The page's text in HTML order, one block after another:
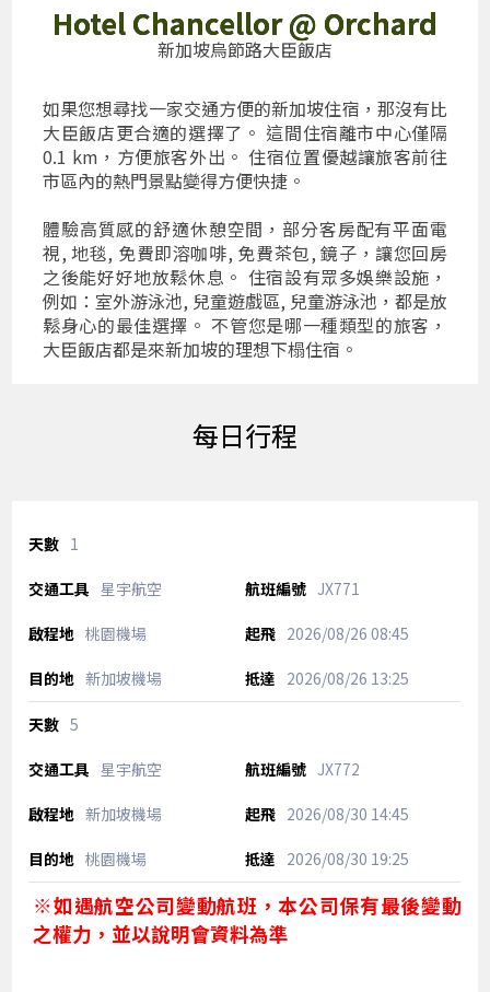
Hotel Chancellor @ Orchard
新加坡烏節路大臣飯店
如果您想尋找一家交通方便的新加坡住宿，那沒有比
大臣飯店更合適的選擇了。 這間住宿離市中心僅隔
0.1 km，方便旅客外出。 住宿位置優越讓旅客前往
市區內的熱門景點變得方便快捷。
體驗高質感的舒適休憩空間，部分客房配有平面電
視, 地毯, 免費即溶咖啡, 免費茶包, 鏡子，讓您回房
之後能好好地放鬆休息。 住宿設有眾多娛樂設施，
例如：室外游泳池, 兒童遊戲區, 兒童游泳池，都是放
鬆身心的最佳選擇。 不管您是哪一種類型的旅客，
大臣飯店都是來新加坡的理想下榻住宿。
每日行程
1
星宇航空 JX771
桃園機場 2026/08/26 08:45
新加坡機場 2026/08/26 13:25
5
星宇航空 JX772
新加坡機場 2026/08/30 14:45
桃園機場 2026/08/30 19:25
※如遇航空公司變動航班，本公司保有最後變動
之權力，並以說明會資料為準